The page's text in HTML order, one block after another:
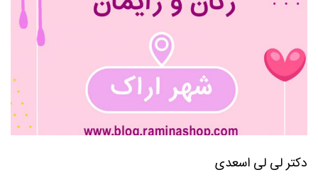
دکتر لی لی اسعدی